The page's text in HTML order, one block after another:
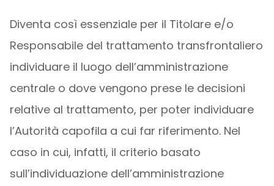
Diventa così essenziale per il Titolare e/o
Responsabile del trattamento transfrontaliero
individuare il luogo dell’amministrazione
centrale o dove vengono prese le decisioni
relative al trattamento, per poter individuare
l’Autorità capofila a cui far riferimento. Nel
caso in cui, infatti, il criterio basato
sull’individuazione dell’amministrazione